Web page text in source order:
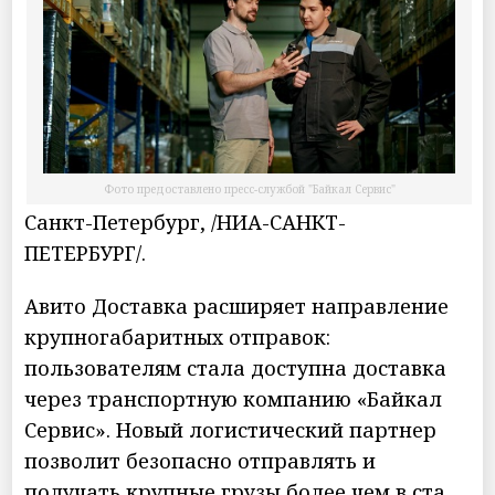
Фото предоставлено пресс-службой "Байкал Сервис"
Санкт-Петербург, /НИА-САНКТ-
ПЕТЕРБУРГ/.
Авито Доставка расширяет направление
крупногабаритных отправок:
пользователям стала доступна доставка
через транспортную компанию «Байкал
Сервис». Новый логистический партнер
позволит безопасно отправлять и